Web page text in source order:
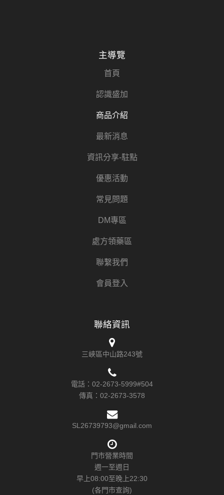
主導覽
首頁
認識盛加
商品介紹
最新消息
資訊分享-駐點
優惠活動
常見問題
DM專區
處方領藥區
聯繫我們
會員登入
聯絡資訊
三峽區中山路243號
電話： 02-2673-5999#504
傳真： 02-2673-3578
SL26739793@gmail.com
門市營業時間
週一至週日
早上08:00至晚上22:30
(各門市查詢)